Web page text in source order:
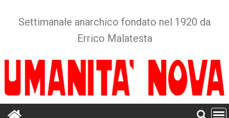
Settimanale anarchico fondato nel 1920 da
Errico Malatesta